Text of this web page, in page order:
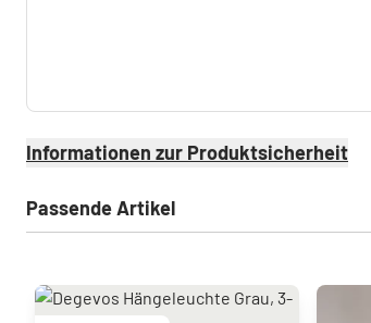
Informationen zur Produktsicherheit
Passende Artikel